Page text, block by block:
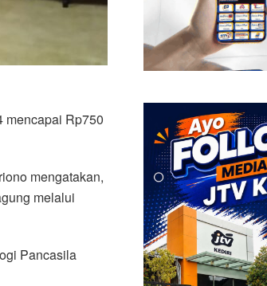
mencapai Rp750
mengatakan,
melalui
Pancasila